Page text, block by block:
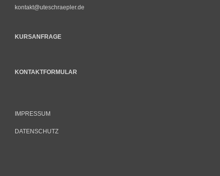
kontakt@uteschraepler.de
KURSANFRAGE
KONTAKTFORMULAR
IMPRESSUM
DATENSCHUTZ